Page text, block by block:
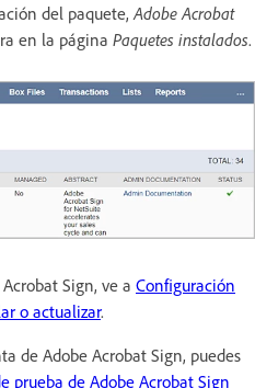
del paquete, Adobe Acrobat
en la página Paquetes instalados.
Sign, ve a Configuración
o actualizar.
de Adobe Acrobat Sign, puedes
prueba de Adobe Acrobat Sign